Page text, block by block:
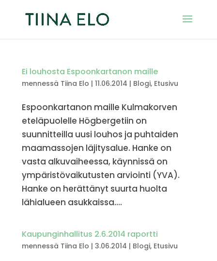
Ei louhosta Espoonkartanon maille
mennessä Tiina Elo | 11.06.2014 | Blogi, Etusivu
Espoonkartanon maille Kulmakorven
eteläpuolelle Högbergetiin on
suunnitteilla uusi louhos ja puhtaiden
maamassojen läjitysalue. Hanke on
vasta alkuvaiheessa, käynnissä on
ympäristövaikutusten arviointi (YVA).
Hanke on herättänyt suurta huolta
lähialueen asukkaissa....
Kaupunginhallitus 2.6.2014 raportti
mennessä Tiina Elo | 3.06.2014 | Blogi, Etusivu